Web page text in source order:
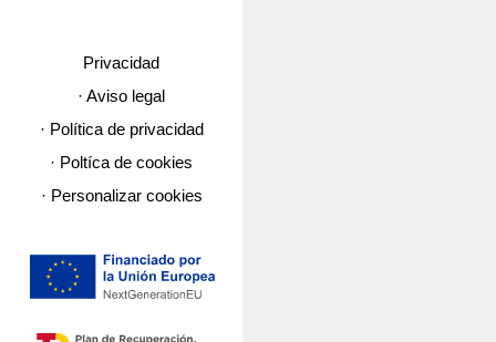
Privacidad
· Aviso legal
· Política de privacidad
· Poltíca de cookies
· Personalizar cookies